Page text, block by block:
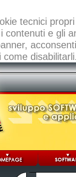
tecnici
contenuti e gli